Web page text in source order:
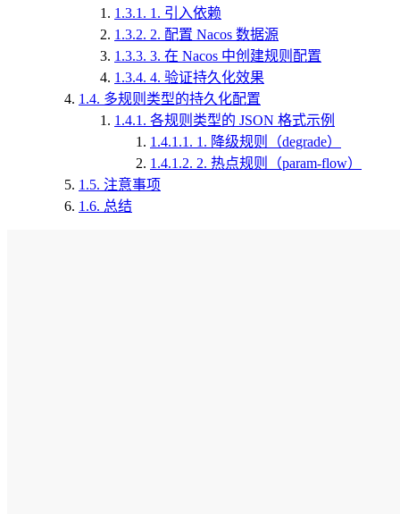
1.3.1. 1. 引入依赖
1.3.2. 2. 配置 Nacos 数据源
1.3.3. 3. 在 Nacos 中创建规则配置
1.3.4. 4. 验证持久化效果
1.4. 多规则类型的持久化配置
1.4.1. 各规则类型的 JSON 格式示例
1.4.1.1. 1. 降级规则（degrade）
1.4.1.2. 2. 热点规则（param-flow）
1.5. 注意事项
1.6. 总结